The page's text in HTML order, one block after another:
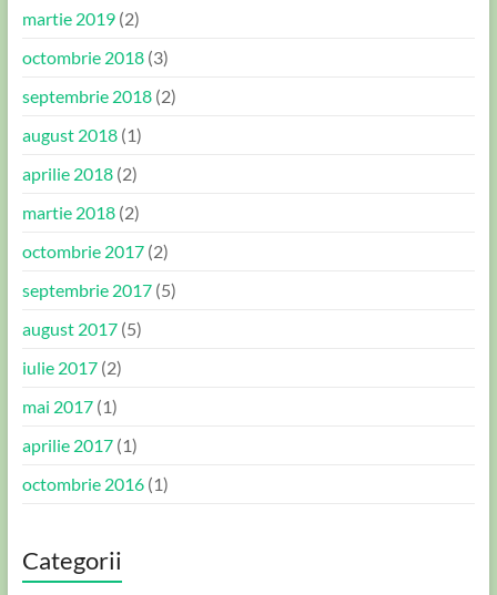
martie 2019(2)
octombrie 2018(3)
septembrie 2018(2)
august 2018(1)
aprilie 2018(2)
martie 2018(2)
octombrie 2017(2)
septembrie 2017(5)
august 2017(5)
iulie 2017(2)
mai 2017(1)
aprilie 2017(1)
octombrie 2016(1)
Categorii